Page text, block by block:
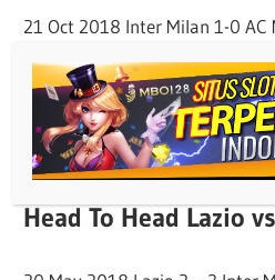
21 Oct 2018 Inter Milan 1-0 AC
07 Oct 2018 SPAL Ferrara 1-2
29 Sep 2018 Inter Milan 2-0
25 Sep 2018 Inter Milan 2-1
22 Sep 2018 Sampdoria 0-1
Head To Head Lazio